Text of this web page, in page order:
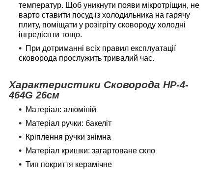
температур. Щоб уникнути появи мікротріщин, не
варто ставити посуд із холодильника на гарячу
плиту, поміщати у розігріту сковороду холодні
інгредієнти тощо.
При дотриманні всіх правил експлуатації
сковорода прослужить тривалий час.
Характеристики Сковорода HP-4-
464G 26см
Матеріал: алюміній
Матеріал ручки: бакеліт
Кріплення ручки знімна
Матеріал кришки: загартоване скло
Тип покриття керамічне